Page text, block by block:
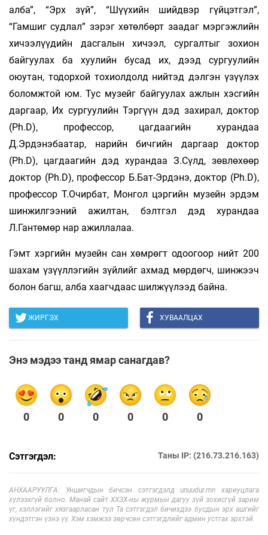
алба”, “Эрх зүй”, “Шүүхийн шийдвэр гүйцэтгэл”,
“Гамшиг судлал” зэрэг хөтөлбөрт заадаг мэргэжлийн
хичээлүүдийн дасгалын хичээл, сургалтыг зохион
байгуулах ба хуулийн бусад их, дээд сургуулийн
оюутан, тодорхой тохиолдолд нийтэд дэлгэн үзүүлэх
боломжтой юм. Тус музейг байгуулах ажлын хэсгийн
даргаар, Их сургуулийн Тэргүүн дэд захирал, доктор
(Ph.D), профессор, цагдаагийн хурандаа
Д.Эрдэнэбаатар, нарийн бичгийн даргаар доктор
(Ph.D), цагдаагийн дэд хурандаа З.Сүлд, зөвлөхөөр
доктор (Ph.D), профессор Б.Бат-Эрдэнэ, доктор (Ph.D),
профессор Т.Очирбат, Монгол цэргийн музейн эрдэм
шинжилгээний ажилтан, бэлтгэл дэд хурандаа
Л.Гантөмөр нар ажиллалаа.
Гэмт хэргийн музейн сан хөмрөгт одоогоор нийт 200
шахам үзүүллэгийн зүйлийг ахмад мөрдөгч, шинжээч
болон багш, алба хаагчдаас шилжүүлээд байна.
ЖИРГЭХ ХУВААЛЦАХ
Энэ мэдээ танд ямар санагдав?
0 0 0 0 0 0
Сэтгэгдэл: Таны IP: (216.73.216.163)
АНХААРУУЛГА: Уншигчдын бичсэн сэтгэгдэлд unuudur.mn хариуцлага
хүлээхгүй болно. Манай сайт ХХЗХ-ны журмын дагуу зүй зохисгүй зарим
үг, хэллэгийг хязгаарласан тул Та сэтгэгдэл бичихдээ бусдын эрх ашгийг
хүндэтгэн үзнэ үү. Хэм хэмжээ зөрчсөн сэтгэгдлийг админ устгах эрхтэй.